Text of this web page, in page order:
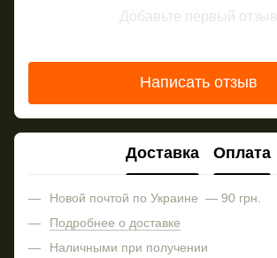
Добавьте первый отзыв
Написать отзыв
Доставка Оплата
Новой почтой по Украине — 90 грн.
Подробнее о доставке
Наличными при получении